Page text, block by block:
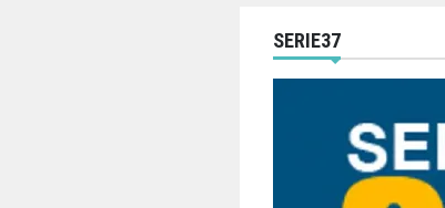
SERIE37